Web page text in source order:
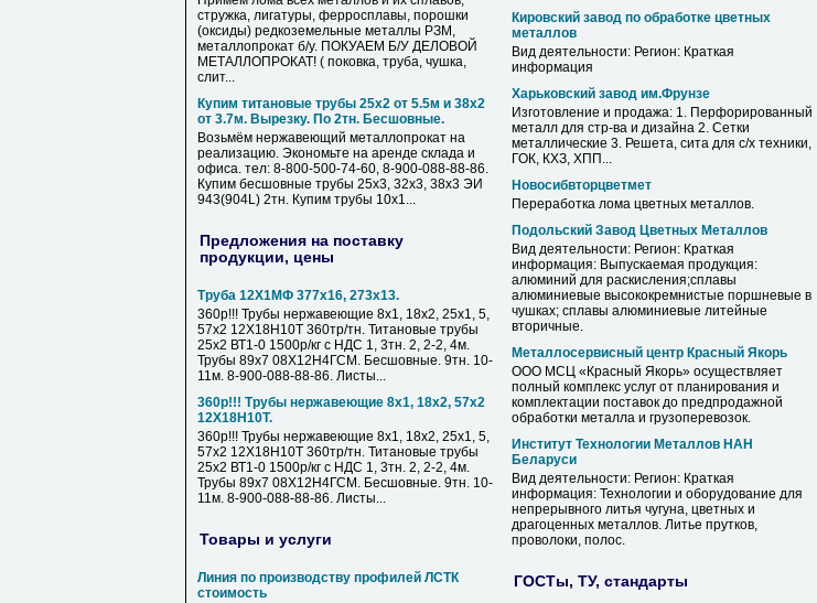
стружка, лигатуры, ферросплавы, порошки
(оксиды) редкоземельные металлы РЗМ,
металлопрокат б/у. ПОКУАЕМ Б/У ДЕЛОВОЙ
МЕТАЛЛОПРОКАТ! ( поковка, труба, чушка,
слит...
Купим титановые трубы 25х2 от 5.5м и 38х2
от 3.7м. Вырезку. По 2тн. Бесшовные.
Возьмём нержавеющий металлопрокат на
реализацию. Экономьте на аренде склада и
офиса. тел: 8-800-500-74-60, 8-900-088-88-86.
Купим бесшовные трубы 25х3, 32х3, 38х3 ЭИ
943(904L) 2тн. Купим трубы 10х1...
Предложения на поставку
продукции, цены
Труба 12Х1МФ 377х16, 273х13.
360р!!! Трубы нержавеющие 8х1, 18х2, 25х1, 5,
57х2 12Х18Н10Т 360тр/тн. Титановые трубы
25х2 ВТ1-0 1500р/кг с НДС 1, 3тн. 2, 2-2, 4м.
Трубы 89х7 08Х12Н4ГСМ. Бесшовные. 9тн. 10-
11м. 8-900-088-88-86. Листы...
360р!!! Трубы нержавеющие 8х1, 18х2, 57х2
12Х18Н10Т.
360р!!! Трубы нержавеющие 8х1, 18х2, 25х1, 5,
57х2 12Х18Н10Т 360тр/тн. Титановые трубы
25х2 ВТ1-0 1500р/кг с НДС 1, 3тн. 2, 2-2, 4м.
Трубы 89х7 08Х12Н4ГСМ. Бесшовные. 9тн. 10-
11м. 8-900-088-88-86. Листы...
Товары и услуги
Линия по производству профилей ЛСТК
стоимость
Кировский завод по обработке цветных
металлов
Вид деятельности: Регион: Краткая
информация
Харьковский завод им.Фрунзе
Изготовление и продажа: 1. Перфорированный
металл для стр-ва и дизайна 2. Сетки
металлические 3. Решета, сита для с/х техники,
ГОК, КХЗ, ХПП...
Новосибвторцветмет
Переработка лома цветных металлов.
Подольский Завод Цветных Металлов
Вид деятельности: Регион: Краткая
информация: Выпускаемая продукция:
алюминий для раскисления;сплавы
алюминиевые высококремнистые поршневые в
чушках; сплавы алюминиевые литейные
вторичные.
Металлосервисный центр Красный Якорь
ООО МСЦ «Красный Якорь» осуществляет
полный комплекс услуг от планирования и
комплектации поставок до предпродажной
обработки металла и грузоперевозок.
Институт Технологии Металлов НАН
Беларуси
Вид деятельности: Регион: Краткая
информация: Технологии и оборудование для
непрерывного литья чугуна, цветных и
драгоценных металлов. Литье прутков,
проволоки, полос.
ГОСТы, ТУ, стандарты